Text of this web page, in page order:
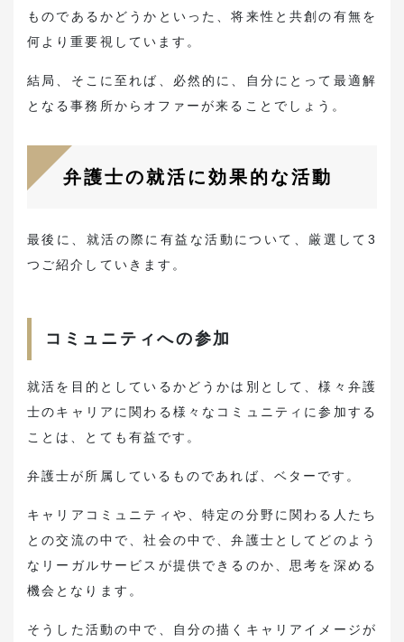
ものであるかどうかといった、将来性と共創の有無を
何より重要視しています。
結局、そこに至れば、必然的に、自分にとって最適解
となる事務所からオファーが来ることでしょう。
弁護士の就活に効果的な活動
最後に、就活の際に有益な活動について、厳選して3
つご紹介していきます。
コミュニティへの参加
就活を目的としているかどうかは別として、様々弁護
士のキャリアに関わる様々なコミュニティに参加する
ことは、とても有益です。
弁護士が所属しているものであれば、ベターです。
キャリアコミュニティや、特定の分野に関わる人たち
との交流の中で、社会の中で、弁護士としてどのよう
なリーガルサービスが提供できるのか、思考を深める
機会となります。
そうした活動の中で、自分の描くキャリアイメージが